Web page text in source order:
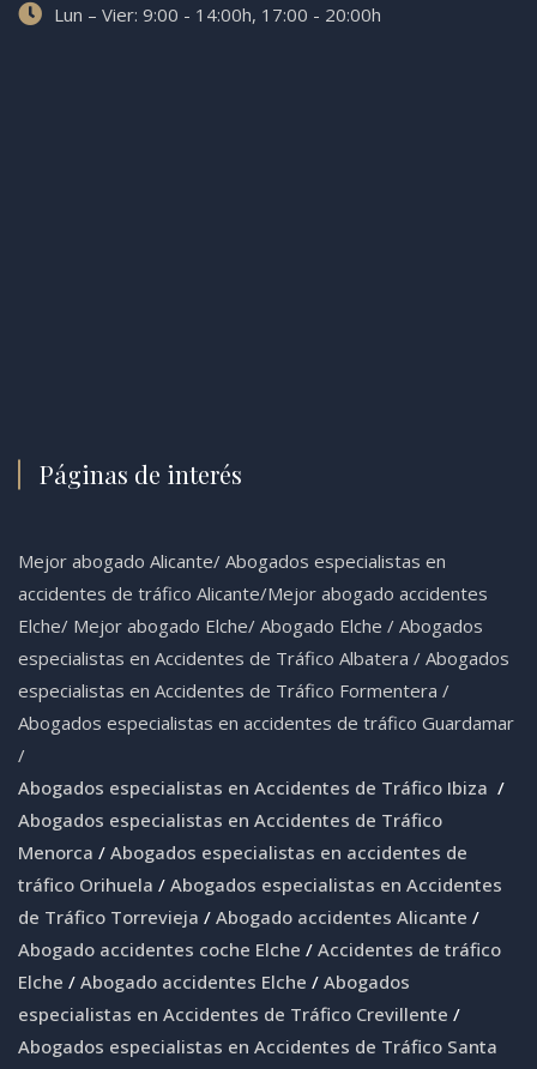
Lun – Vier: 9:00 - 14:00h, 17:00 - 20:00h
Páginas de interés
Mejor abogado Alicante/ Abogados especialistas en
accidentes de tráfico Alicante/Mejor abogado accidentes
Elche/ Mejor abogado Elche/ Abogado Elche / Abogados
especialistas en Accidentes de Tráfico Albatera / Abogados
especialistas en Accidentes de Tráfico Formentera /
Abogados especialistas en accidentes de tráfico Guardamar
/
Abogados especialistas en Accidentes de Tráfico Ibiza /
Abogados especialistas en Accidentes de Tráfico
Menorca / Abogados especialistas en accidentes de
tráfico Orihuela / Abogados especialistas en Accidentes
de Tráfico Torrevieja / Abogado accidentes Alicante /
Abogado accidentes coche Elche / Accidentes de tráfico
Elche / Abogado accidentes Elche / Abogados
especialistas en Accidentes de Tráfico Crevillente /
Abogados especialistas en Accidentes de Tráfico Santa